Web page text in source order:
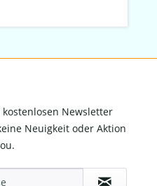
Newsletter
Neuigkeit oder Aktion